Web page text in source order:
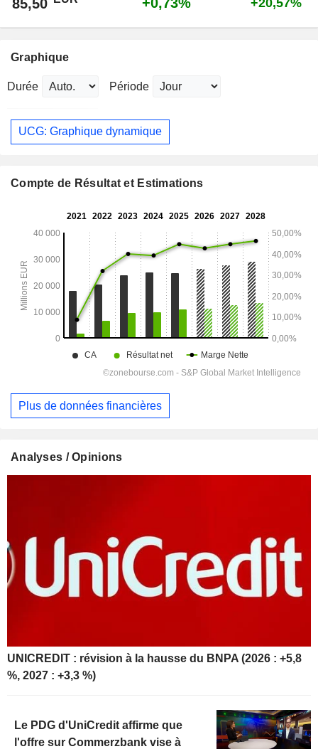
85,50
Graphique
Durée Période
UCG: Graphique dynamique
Compte de Résultat et Estimations
Plus de données financières
Analyses / Opinions
UNICREDIT : révision à la hausse du BNPA (2026 : +5,8
%, 2027 : +3,3 %)
Le PDG d'UniCredit affirme que
l'offre sur Commerzbank vise à